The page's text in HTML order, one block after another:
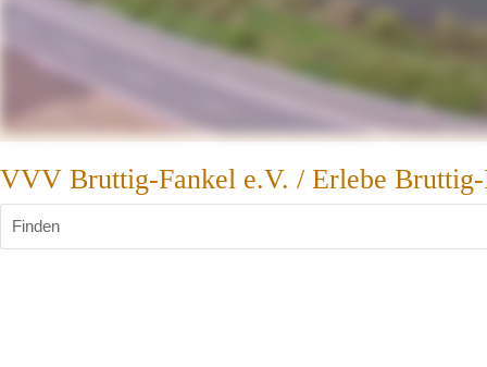
VVV Bruttig-Fankel e.V. / Erlebe
Finden